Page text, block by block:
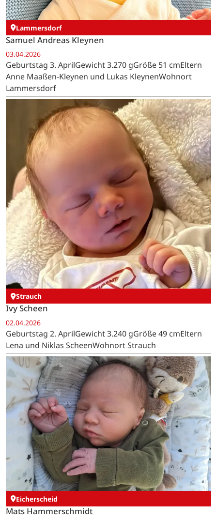
Lammersdorf
Samuel Andreas Kleynen
03.04.2026
Geburtstag 3. AprilGewicht 3.270 gGröße 51 cmEltern
Anne Maaßen-Kleynen und Lukas KleynenWohnort
Lammersdorf
Strauch
Ivy Scheen
02.04.2026
Geburtstag 2. AprilGewicht 3.240 gGröße 49 cmEltern
Lena und Niklas ScheenWohnort Strauch
Eicherscheid
Mats Hammerschmidt